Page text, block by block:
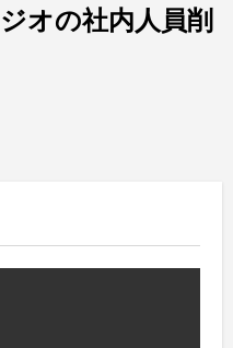
オの社内人員削